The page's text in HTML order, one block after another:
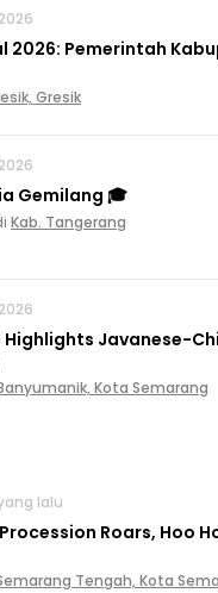
2026: Pemerintah
Gresik
Gemilang 🎓
Kab. Tangerang
Highlights Javanese-
Kota Semarang
lalu
Roars, Hoo
Tengah, Kota